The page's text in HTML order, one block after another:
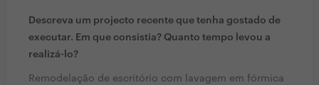
Descreva um projecto recente que tenha gostado de
executar. Em que consistia? Quanto tempo levou a
realizá-lo?
Remodelação de escritório com lavagem em fórmica